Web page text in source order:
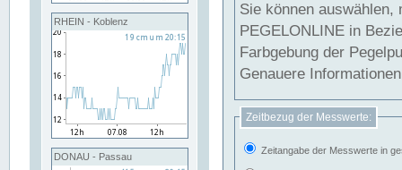
RHEIN - Koblenz
DONAU - Passau
Sie können
PEGELONLINE in Beziehung
Farbgebung der
Genauere
Zeitbezug der Messwerte:
Zeitangabe der Messwerte in